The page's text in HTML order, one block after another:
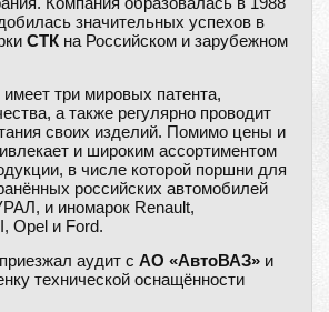
значительных успехов в
СТК на Российском и зарубежном
имеет три мировых патента,
а также регулярно проводит
своих изделий. Помимо цены и
и широким ассортиментом
в числе которой поршни для
российских автомобилей
и иномарок Renault,
Opel и Ford.
аудит с АО «АвтоВАЗ» и
технической оснащённости